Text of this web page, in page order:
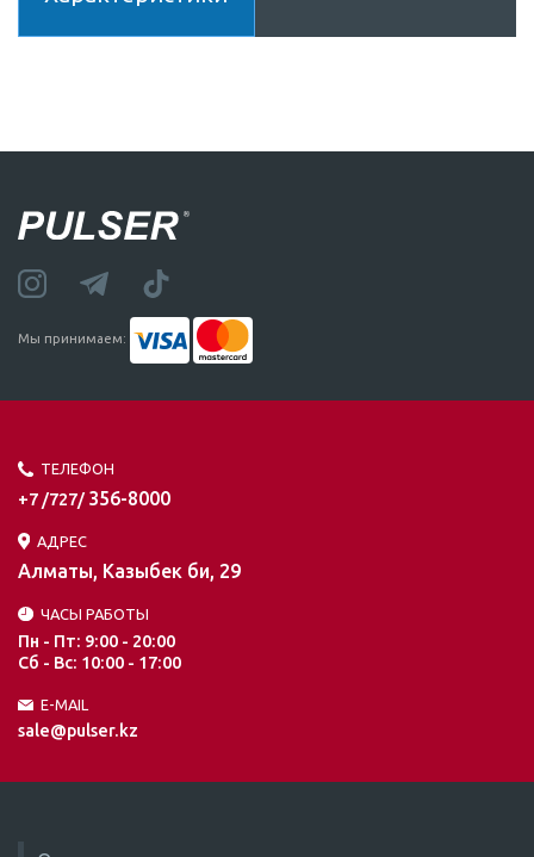
Мы принимаем:
ТЕЛЕФОН
+7 /727/ 356-8000
АДРЕС
Алматы, Казыбек би, 29
ЧАСЫ РАБОТЫ
Пн - Пт: 9:00 - 20:00
Сб - Вс: 10:00 - 17:00
E-MAIL
sale@pulser.kz